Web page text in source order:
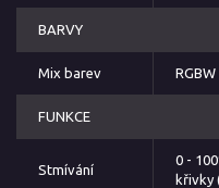
BARVY
Mix barev RGBW
FUNKCE
Stmívání
0 -
křivky